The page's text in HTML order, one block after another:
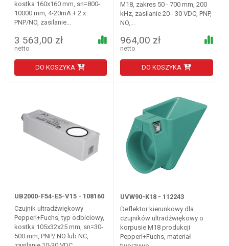
kostka 160x160 mm, sn=800-
10000 mm, 4-20mA + 2 x
PNP/NO, zasilanie...
3 563,00 zł
netto
DO KOSZYKA
M18, zakres 50 - 700 mm, 200
kHz, zasilanie 20 - 30 VDC, PNP,
NO,...
964,00 zł
netto
DO KOSZYKA
UB2000-F54-E5-V15 - 108160
Czujnik ultradźwiękowy
Pepperl+Fuchs, typ odbiciowy,
kostka 105x32x25 mm, sn=30-
500 mm, PNP/ NO lub NC,
UVW90-K18 - 112243
Deflektor kierunkowy dla
czujników ultradźwiękowy o
korpusie M18 produkcji
Pepperl+Fuchs, materiał